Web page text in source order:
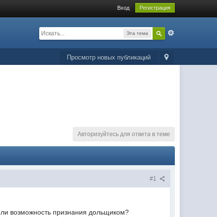
Вход Регистрация
Эта тема
Просмотр новых публикаций
Авторизуйтесь для ответа в теме
#1
возможность признания дольщиком?